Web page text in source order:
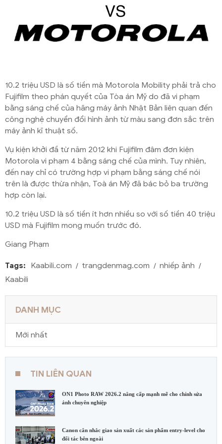
10.2 triệu USD là số tiền mà Motorola Mobility phải trả cho
Fujifilm theo phán quyết của Tòa án Mỹ do đã vi phạm
bằng sáng chế của hãng máy ảnh Nhật Bản liên quan đến
công nghệ chuyển đổi hình ảnh từ màu sang đơn sắc trên
máy ảnh kĩ thuật số.
Vụ kiện khởi đầ từ năm 2012 khi Fujifilm đâm đơn kiện
Motorola vi phạm 4 bằng sáng chế của mình. Tuy nhiên,
đến nay chỉ có trường hợp vi phạm bằng sáng chế nói
trên là được thừa nhận, Toà án Mỹ đã bác bỏ ba trường
hợp còn lại.
10.2 triệu USD là số tiền ít hơn nhiều so với số tiền 40 triệu
USD mà Fujifilm mong muốn trước đó.
Giang Phạm
Tags: Kaabili.com trangdenmag.com
nhiếp ảnh
Kaabili
DANH MỤC
Mới nhất
TIN LIÊN QUAN
ON1 Photo RAW 2026.2 nâng cấp mạnh mẽ cho chỉnh sửa
ảnh chuyên nghiệp
Canon cân nhắc giao sản xuất các sản phẩm entry-level cho
đối tác bên ngoài